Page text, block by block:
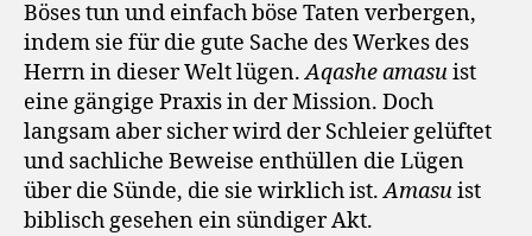
Böses tun und einfach böse Taten verbergen,
indem sie für die gute Sache des Werkes des
Herrn in dieser Welt lügen.Aqashe amasuist
eine gängige Praxis in der Mission. Doch
langsam aber sicher wird der Schleier gelüftet
und sachliche Beweise enthüllen die Lügen
über die Sünde, die sie wirklich ist.Amasuist
biblisch gesehen ein sündiger Akt.